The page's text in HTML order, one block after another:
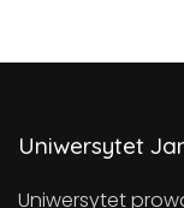
Uniwersytet
Uniwersytet